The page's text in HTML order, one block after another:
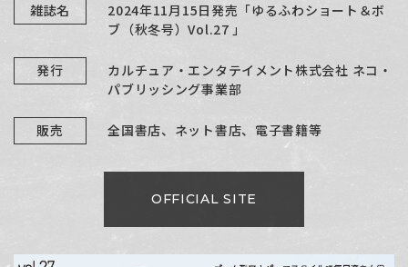
雑誌名
2024年11月15日発売「ゆるふわショート＆ボ
ブ（秋冬号）Vol.27 」
発行
カルチュア・エンタテイメント株式会社 ネコ・
パブリッシング事業部
販売 全国書店、ネット書店、電子書籍等
OFFICIAL SITE